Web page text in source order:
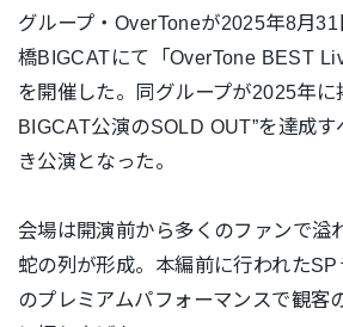
グループ・ OverToneが2025年8月31
橋BIGCATにて「OverTone BEST
を開催した。
同グループが2025年に
BIGCAT公演のSOLD OUT”を達成
き公演となった。
会場は開演前から多くのファンで溢
蛇の列が形成。 本編前に行われた
のプレミアムパフォーマンスで観客